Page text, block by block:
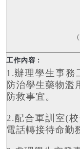
(
1.辦理學生事務
防治學生藥物濫
防救事宜。
2.配合軍訓室(
電話轉接待命勤